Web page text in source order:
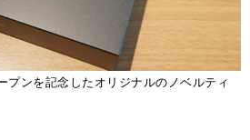
プンを記念したオリジナルのノベルティ